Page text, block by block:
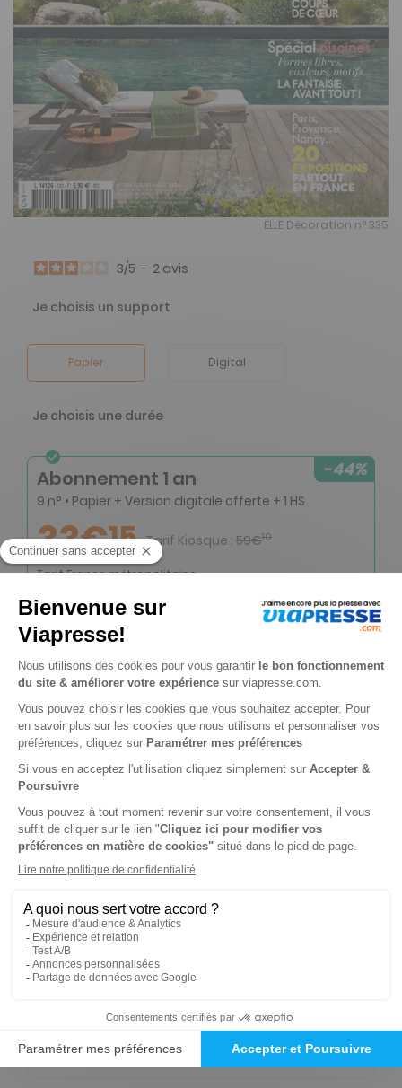
ELLE Décoration n° 335
3/5 - 2 avis
Je choisis un support
Papier Digital
Je choisis une durée
-44%
Abonnement 1 an
9 n° • Papier + Version digitale offerte + 1 HS
33€15 Tarif Kiosque : 59€10
Tarif France métropolitaine
-50%
Abonnement Durée libre
Papier + Version digitale offerte
2€95 Tarif Kiosque :
Prix par n° pendant 6 mois, puis 4,80 € par n°
Tarif France métropolitaine
NOUVEAU à tester absolument - Service
Ecoutez tous les articles de votre magazine
partout et à tout moment de la journée en
voiture (Disponible via CarPlay & Androïd Auto)
ou à pied avec l'application Press Connect (iOS,
0.49€/mois